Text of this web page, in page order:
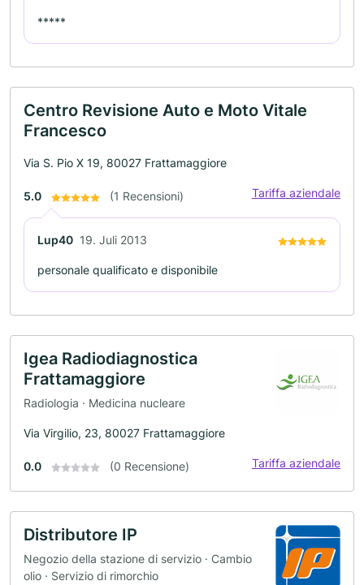
*****
Centro Revisione Auto e Moto Vitale
Francesco
Via S. Pio X 19, 80027 Frattamaggiore
5.0 (1 Recensioni) Tariffa aziendale
Lup40 19. Juli 2013
personale qualificato e disponibile
Igea Radiodiagnostica
Frattamaggiore
Radiologia · Medicina nucleare
Via Virgilio, 23, 80027 Frattamaggiore
0.0 (0 Recensione) Tariffa aziendale
Distributore IP
Negozio della stazione di servizio · Cambio
olio · Servizio di rimorchio